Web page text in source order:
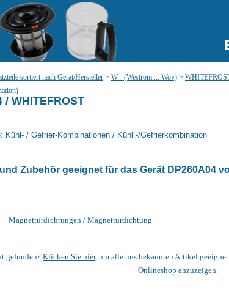
/ WHITEFROST
Kühl- / Gefrier-Kombinationen / Kühl -/Gefrierkombination
Zubehör geeignet für das Gerät DP260A04
Magnettürdichtungen / Magnettürdichtung
gefunden? Klicken Sie hier, um alle uns bekannten Artikel
Onlineshop anzuzeigen.
sortiert nach Gerät/Hersteller > W - (Westrom ... Wov) >